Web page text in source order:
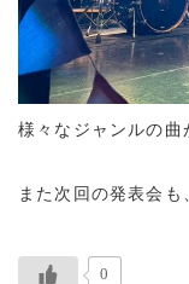
様々なジャンルの
また次回の発表会も
0